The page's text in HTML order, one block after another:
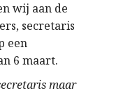
wij aan de
secretaris
een
6 maart.
maar